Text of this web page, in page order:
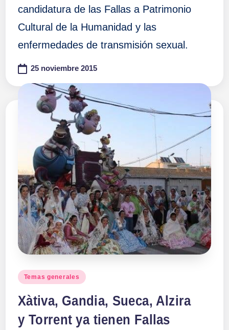
candidatura de las Fallas a Patrimonio
Cultural de la Humanidad y las
enfermedades de transmisión sexual.
25 noviembre 2015
Publicado
Temas generales
Xàtiva, Gandia, Sueca, Alzira
y Torrent ya tienen Fallas